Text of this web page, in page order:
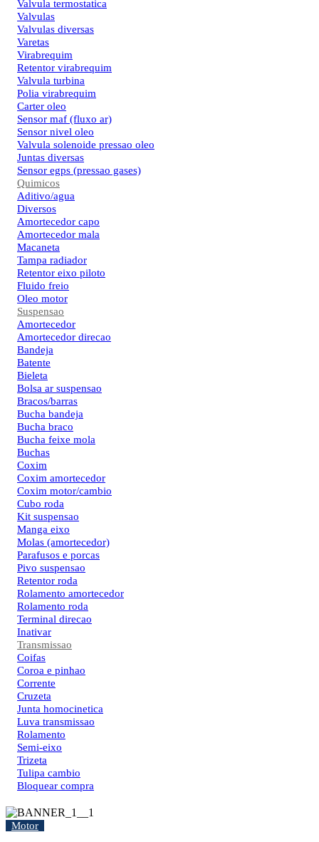
Valvula termostatica
Valvulas
Valvulas diversas
Varetas
Virabrequim
Retentor virabrequim
Valvula turbina
Polia virabrequim
Carter oleo
Sensor maf (fluxo ar)
Sensor nivel oleo
Valvula solenoide pressao oleo
Juntas diversas
Sensor egps (pressao gases)
Quimicos
Aditivo/agua
Diversos
Amortecedor capo
Amortecedor mala
Macaneta
Tampa radiador
Retentor eixo piloto
Fluido freio
Oleo motor
Suspensao
Amortecedor
Amortecedor direcao
Bandeja
Batente
Bieleta
Bolsa ar suspensao
Bracos/barras
Bucha bandeja
Bucha braco
Bucha feixe mola
Buchas
Coxim
Coxim amortecedor
Coxim motor/cambio
Cubo roda
Kit suspensao
Manga eixo
Molas (amortecedor)
Parafusos e porcas
Pivo suspensao
Retentor roda
Rolamento amortecedor
Rolamento roda
Terminal direcao
Inativar
Transmissao
Coifas
Coroa e pinhao
Corrente
Cruzeta
Junta homocinetica
Luva transmissao
Rolamento
Semi-eixo
Trizeta
Tulipa cambio
Bloquear compra
Motor